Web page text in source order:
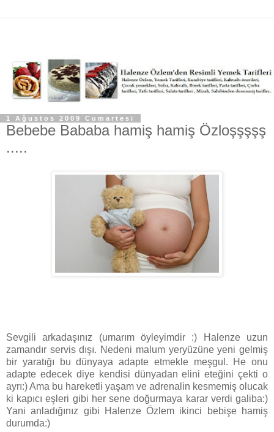
1 Ağustos 2009 Cumartesi
Bebebe Bababa hamiş hamiş Özloşşşşş
.....
Sevgili arkadaşınız (umarım öyleyimdir :) Halenze uzun
zamandır servis dışı. Nedeni malum yeryüzüne yeni gelmiş
bir yaratığı bu dünyaya adapte etmekle meşgul. He onu
adapte edecek diye kendisi dünyadan elini eteğini çekti o
ayrı:) Ama bu hareketli yaşam ve adrenalin kesmemiş olucak
ki kapıcı eşleri gibi her sene doğurmaya karar verdi galiba:)
Yani anladığınız gibi Halenze Özlem ikinci bebişe hamiş
durumda:)